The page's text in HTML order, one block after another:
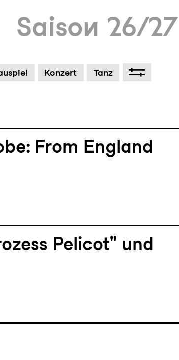
Zum Footer springen
Saison 26/27
Konzert Tanz
From England
Pelicot" und